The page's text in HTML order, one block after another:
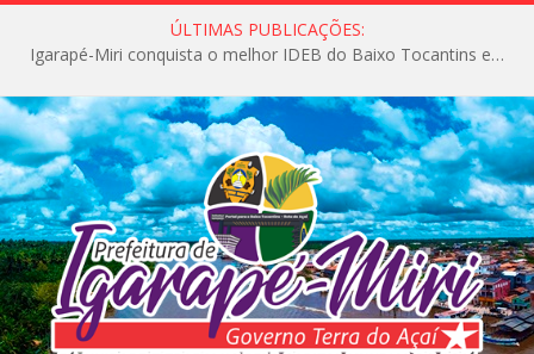
ÚLTIMAS PUBLICAÇÕES:
Igarapé-Miri conquista o melhor IDEB do Baixo Tocantins e avança na qualidade da educação pública